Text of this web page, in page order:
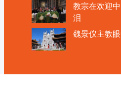
教宗在欢迎
泪
魏景仪主教